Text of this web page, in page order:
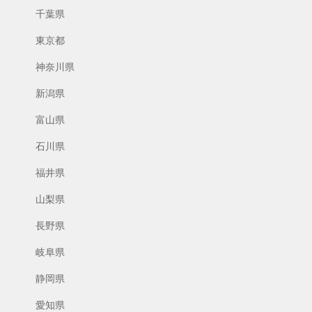
千葉県
東京都
神奈川県
新潟県
富山県
石川県
福井県
山梨県
長野県
岐阜県
静岡県
愛知県